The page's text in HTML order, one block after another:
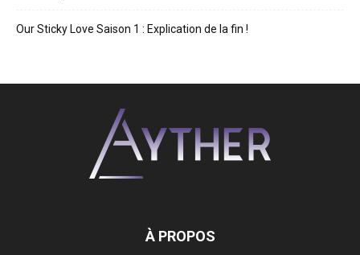
Our Sticky Love Saison 1 : Explication de la fin !
À PROPOS